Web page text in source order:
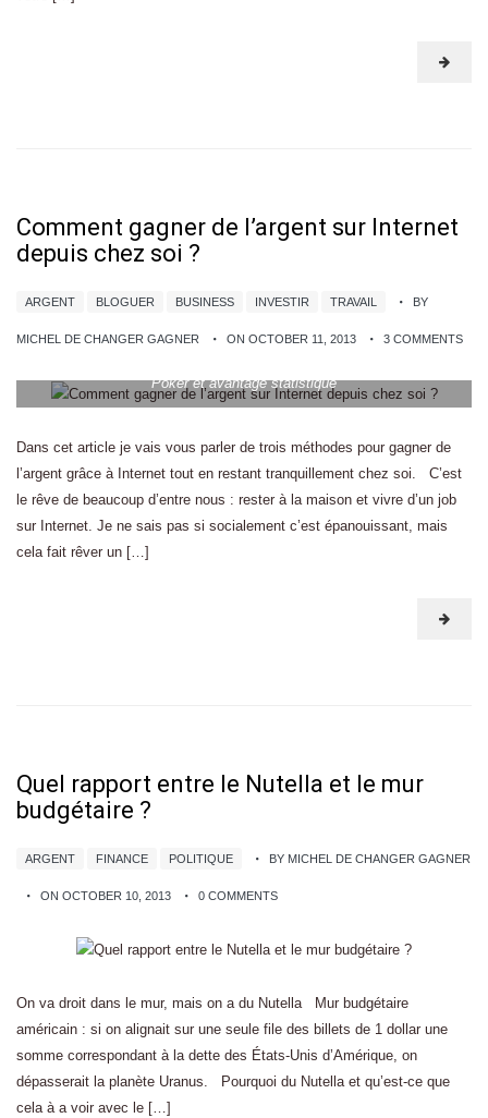
Comment gagner de l’argent sur Internet
depuis chez soi ?
ARGENT BLOGUER BUSINESS INVESTIR TRAVAIL BY
MICHEL DE CHANGER GAGNER ON OCTOBER 11, 2013 3 COMMENTS
Poker et avantage statistique
Dans cet article je vais vous parler de trois méthodes pour gagner de
l’argent grâce à Internet tout en restant tranquillement chez soi. C’est
le rêve de beaucoup d’entre nous : rester à la maison et vivre d’un job
sur Internet. Je ne sais pas si socialement c’est épanouissant, mais
cela fait rêver un […]
Quel rapport entre le Nutella et le mur
budgétaire ?
ARGENT FINANCE POLITIQUE BY MICHEL DE CHANGER GAGNER
ON OCTOBER 10, 2013 0 COMMENTS
On va droit dans le mur, mais on a du Nutella Mur budgétaire
américain : si on alignait sur une seule file des billets de 1 dollar une
somme correspondant à la dette des États-Unis d’Amérique, on
dépasserait la planète Uranus. Pourquoi du Nutella et qu’est-ce que
cela à a voir avec le […]